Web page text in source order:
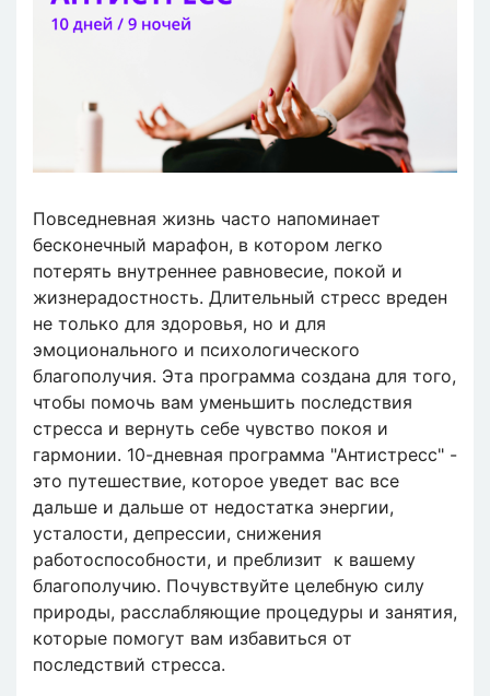
Повседневная жизнь часто напоминает
бесконечный марафон, в котором легко
потерять внутреннее равновесие, покой и
жизнерадостность. Длительный стресс вреден
не только для здоровья, но и для
эмоционального и психологического
благополучия. Эта программа создана для того,
чтобы помочь вам уменьшить последствия
стресса и вернуть себе чувство покоя и
гармонии. 10-дневная программа "Антистресс" -
это путешествие, которое уведет вас все
дальше и дальше от недостатка энергии,
усталости, депрессии, снижения
работоспособности, и преблизит к вашему
благополучию. Почувствуйте целебную силу
природы, расслабляющие процедуры и занятия,
которые помогут вам избавиться от
последствий стресса.